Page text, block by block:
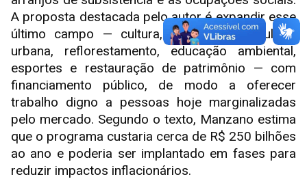
A proposta destacada pelo autor é expandir esse
último campo — cultura, cuidados, agricultura
urbana, reflorestamento, educação ambiental,
esportes e restauração de patrimônio — com
financiamento público, de modo a oferecer
trabalho digno a pessoas hoje marginalizadas
pelo mercado. Segundo o texto, Manzano estima
que o programa custaria cerca de R$ 250 bilhões
ao ano e poderia ser implantado em fases para
reduzir impactos inflacionários.